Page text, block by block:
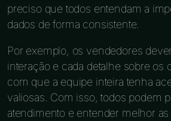
preciso que todos entendam a
dados de forma consistente.
Por exemplo, os vendedores
interação e cada detalhe sobre os
com que a equipe inteira tenha
valiosas. Com isso, todos podem
atendimento e entender melhor